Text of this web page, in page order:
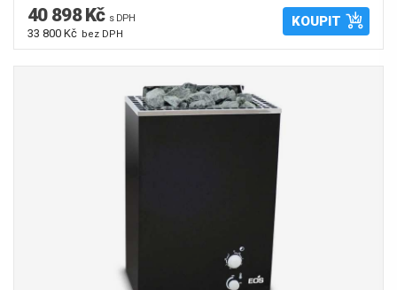
40 898 Kč s DPH
33 800 Kč bez DPH
KOUPIT